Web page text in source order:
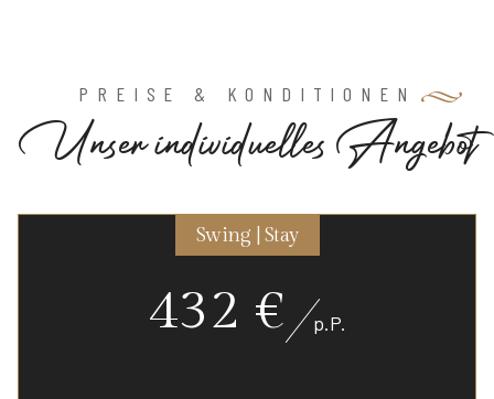
PREISE & KONDITIONEN
Unserindividuelles Angebot
Swing | Stay
432 € p.P.